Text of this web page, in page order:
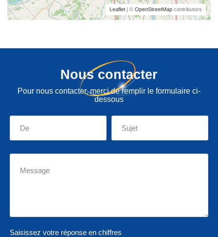
Leaflet | © OpenStreetMap contributors
Nous contacter
Pour nous contacter, merci de remplir le formulaire ci-
dessous
Saisissez votre réponse en chiffres